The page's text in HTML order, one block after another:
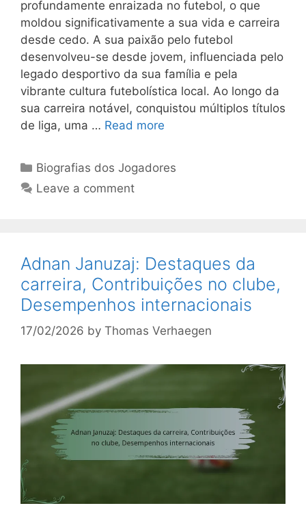
profundamente enraizada no futebol, o que
moldou significativamente a sua vida e carreira
desde cedo. A sua paixão pelo futebol
desenvolveu-se desde jovem, influenciada pelo
legado desportivo da sua família e pela
vibrante cultura futebolística local. Ao longo da
sua carreira notável, conquistou múltiplos títulos
de liga, uma … Read more
Categories
Biografias dos Jogadores
Leave a comment
Adnan Januzaj: Destaques da
carreira, Contribuições no clube,
Desempenhos internacionais
17/02/2026 by Thomas Verhaegen